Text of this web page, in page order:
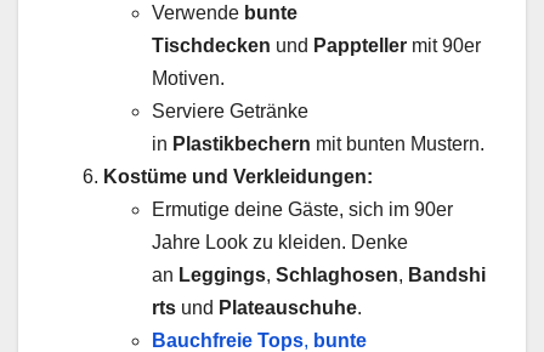
Verwende bunte
Tischdecken und Pappteller mit 90er
Motiven.
Serviere Getränke
in Plastikbechern mit bunten Mustern.
Kostüme und Verkleidungen:
Ermutige deine Gäste, sich im 90er
Jahre Look zu kleiden. Denke
an Leggings, Schlaghosen, Bandshi
rts und Plateauschuhe.
Bauchfreie Tops, bunte